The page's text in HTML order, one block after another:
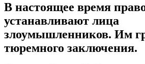
В настоящее время
устанавливают лица
злоумышленников. Им
тюремного заключения.